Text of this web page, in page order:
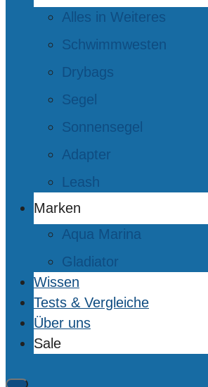
Alles in Weiteres
Schwimmwesten
Drybags
Segel
Sonnensegel
Adapter
Leash
Marken
Aqua Marina
Gladiator
Wissen
Tests & Vergleiche
Über uns
Sale